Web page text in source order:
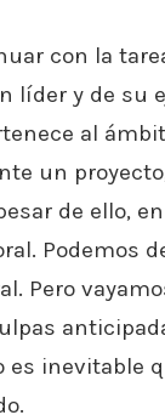
con la
líder y de su
al
un
de ello,
Podemos
Pero
es inevitable